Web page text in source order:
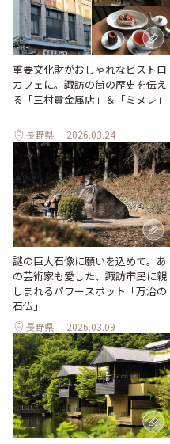
重要文化財がおしゃれなビストロ
カフェに。諏訪の街の歴史を伝え
る「三村貴金属店」＆「ミヌレ」
長野県 2026.03.24
謎の巨大石像に願いを込めて。あ
の芸術家も愛した、諏訪市民に親
しまれるパワースポット「万治の
石仏」
長野県 2026.03.09